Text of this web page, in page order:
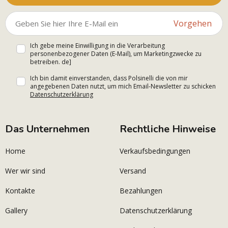
Vorgehen
Ich gebe meine Einwilligung in die Verarbeitung
personenbezogener Daten (E-Mail), um Marketingzwecke zu
betreiben. de]
Ich bin damit einverstanden, dass Polsinelli die von mir
angegebenen Daten nutzt, um mich Email-Newsletter zu schicken
Datenschutzerklärung
Das Unternehmen
Home
Wer wir sind
Kontakte
Gallery
Rechtliche Hinweise
Verkaufsbedingungen
Versand
Bezahlungen
Datenschutzerklärung